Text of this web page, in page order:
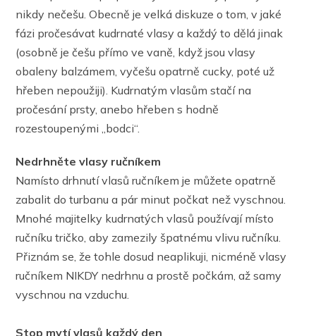
nikdy nečešu. Obecně je velká diskuze o tom, v jaké
fázi pročesávat kudrnaté vlasy a každý to dělá jinak
(osobně je češu přímo ve vaně, když jsou vlasy
obaleny balzámem, vyčešu opatrně cucky, poté už
hřeben nepoužiji). Kudrnatým vlasům stačí na
pročesání prsty, anebo hřeben s hodně
rozestoupenými ,,bodci“.
Nedrhněte vlasy ručníkem
Namísto drhnutí vlasů ručníkem je můžete opatrně
zabalit do turbanu a pár minut počkat než vyschnou.
Mnohé majitelky kudrnatých vlasů používají místo
ručníku tričko, aby zamezily špatnému vlivu ručníku.
Přiznám se, že tohle dosud neaplikuji, nicméně vlasy
ručníkem NIKDY nedrhnu a prostě počkám, až samy
vyschnou na vzduchu.
Stop mytí vlasů každý den